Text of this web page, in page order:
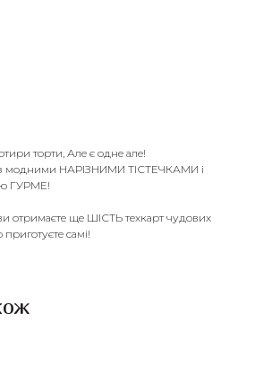
торти, Але є одне але!
модними НАРІЗНИМИ ТІСТЕЧКАМИ і
ГУРМЕ!
отримаєте ще ШІСТЬ техкарт чудових
приготуєте самі!